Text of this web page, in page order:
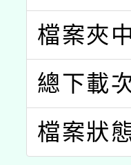
檔案夾
總下載
檔案狀